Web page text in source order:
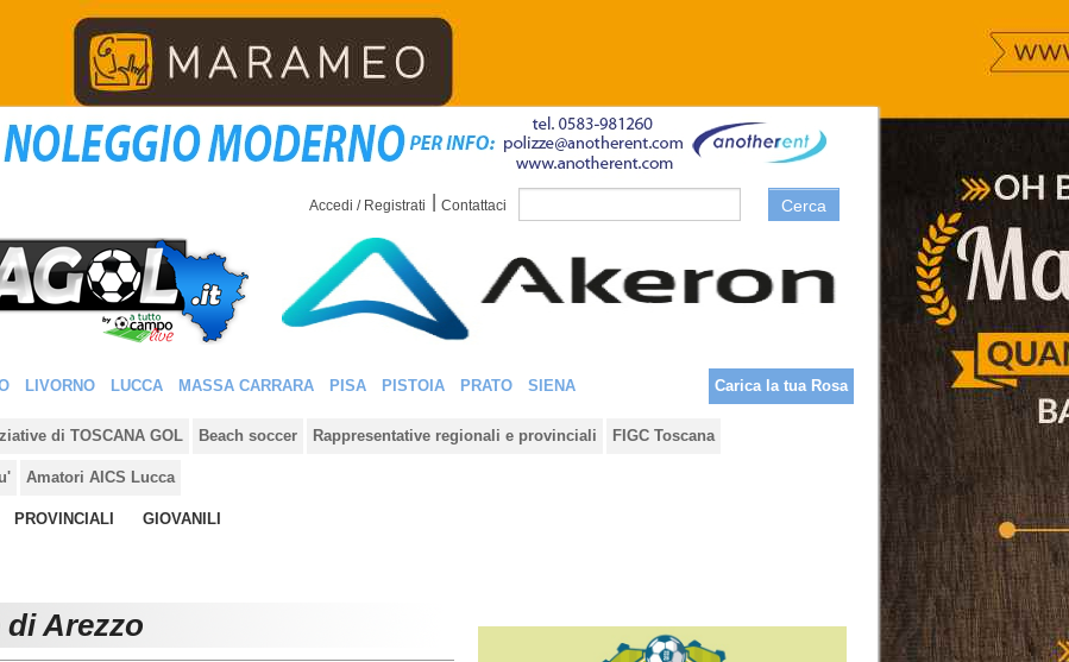
Accedi / Registrati Contattaci Cerca
LIVORNO LUCCA MASSA CARRARA PISA PISTOIA PRATO SIENA Carica la tua Rosa
di TOSCANA GOL Beach soccer Rappresentative regionali e provinciali FIGC Toscana
Amatori AICS Lucca
PROVINCIALI GIOVANILI
Arezzo